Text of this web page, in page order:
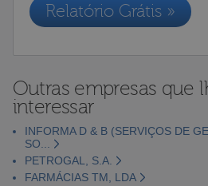
Relatório Grátis »
Outras empresas que
interessar
INFORMA D & B (SERVIÇOS DE
SO...
PETROGAL, S.A.
FARMÁCIAS TM, LDA